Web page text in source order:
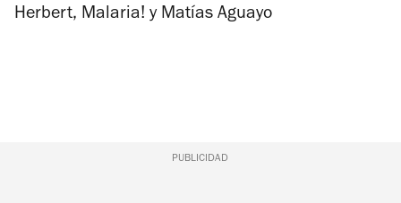
Herbert, Malaria! y Matías Aguayo
PUBLICIDAD